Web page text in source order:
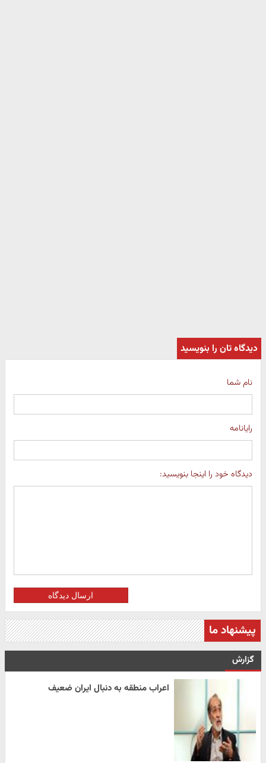
دیدگاه تان را بنویسید
نام شما
رایانامه
دیدگاه خود را اینجا بنویسید:
ارسال دیدگاه
پیشنهاد ما
گزارش
اعراب منطقه به دنبال ایران ضعیف